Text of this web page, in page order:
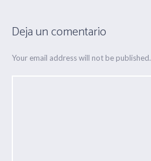
Deja un comentario
Your email address will not be published.